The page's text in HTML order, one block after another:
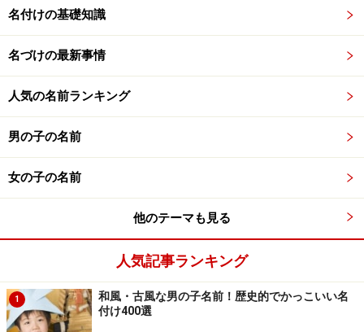
アリサ：ありさ、有紗、亜里砂、有佐
エリカ：えりか、絵里香、絵梨佳、絵里花、恵里香
サアラ：沙羅
マアシャ：真亜沙、茉亜紗、麻亜砂
エミリ：えみり、恵美里、絵美梨
アリサ：有佐、有咲、亜里砂、有紗
リサ：りさ、梨沙、莉紗
ノア：のあ、乃亜、野安
名付けの基礎知識
名づけの最新事情
人気の名前ランキング
男の子の名前
女の子の名前
他のテーマも見る
人気記事ランキング
1
和風・古風な男の子名前！歴史的でかっこいい名
付け400選